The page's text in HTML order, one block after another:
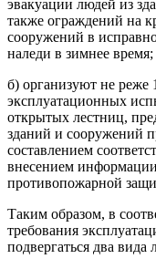
эвакуации людей из
также ограждений на
сооружений в
наледи в зимнее время;
б) организуют не реже
эксплуатационных
открытых лестниц,
зданий и сооружений
составлением
внесением
противопожарной
Таким образом, в
требования
подвергаться два вида